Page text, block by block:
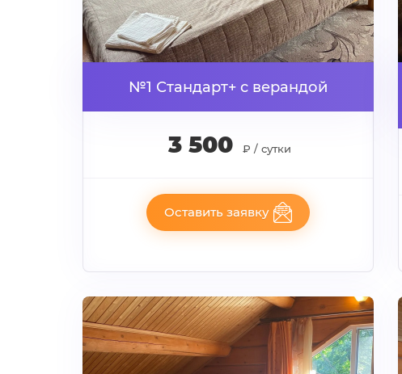
№1 Стандарт+ с верандой
3 500 ₽ / сутки
Оставить заявку